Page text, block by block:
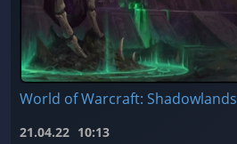
World of Warcraft: Shadowlands
21.04.22 10:13